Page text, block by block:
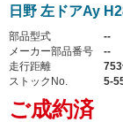
日野 左ドアAy
部品型式
--
メーカー部品番号
--
走行距離
ストックNo.
5-
ご成約済